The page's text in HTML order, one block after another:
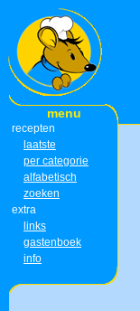
menu
recepten
laatste
per categorie
alfabetisch
zoeken
extra
links
gastenboek
info